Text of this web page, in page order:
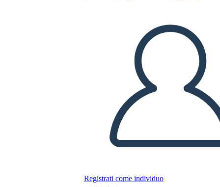
Registrati come individuo
RIPRODURRE LA PRESENTAZIONE
LEGGIMI